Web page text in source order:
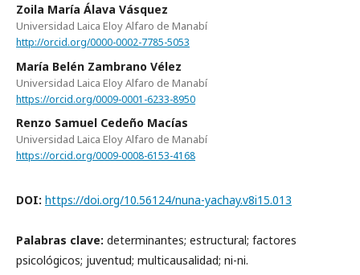
Zoila María Álava Vásquez
Universidad Laica Eloy Alfaro de Manabí
http://orcid.org/0000-0002-7785-5053
María Belén Zambrano Vélez
Universidad Laica Eloy Alfaro de Manabí
https://orcid.org/0009-0001-6233-8950
Renzo Samuel Cedeño Macías
Universidad Laica Eloy Alfaro de Manabí
https://orcid.org/0009-0008-6153-4168
DOI: https://doi.org/10.56124/nuna-yachay.v8i15.013
Palabras clave: determinantes; estructural; factores
psicológicos; juventud; multicausalidad; ni-ni.